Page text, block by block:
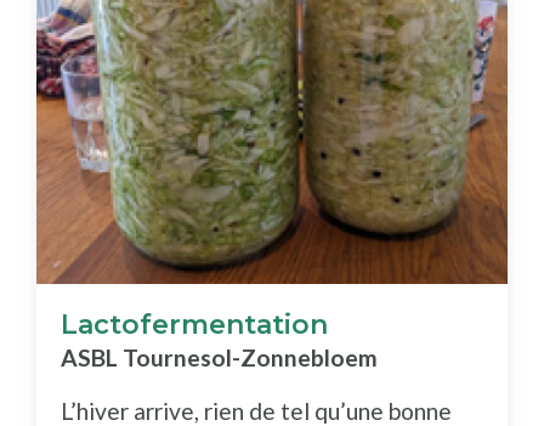
Lactofermentation
ASBL Tournesol-Zonnebloem
L’hiver arrive, rien de tel qu’une bonne